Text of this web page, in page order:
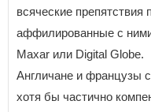
всяческие препятствия
аффилированные с
Maxar или Digital Globe.
Англичане и французы
хотя бы частично